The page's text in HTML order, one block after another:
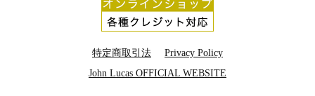
特定商取引法
Privacy Policy
John Lucas OFFICIAL WEBSITE